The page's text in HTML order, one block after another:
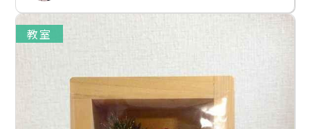
教室